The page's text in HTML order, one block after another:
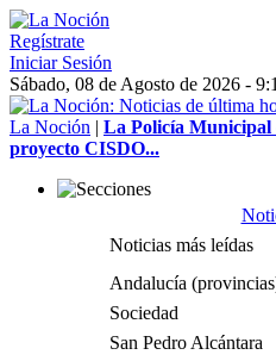
Regístrate
Iniciar Sesión
Sábado, 08 de Agosto de 2026 -
La Noción | La Policía Municipal
proyecto CISDO...
Noticias más leídas
Andalucía
Sociedad
San Pedro Alcántara